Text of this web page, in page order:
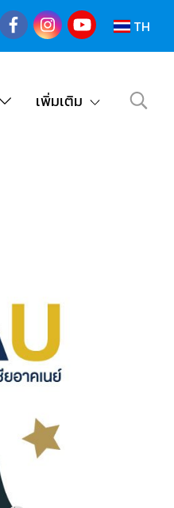
TH
เพิ่มเติม